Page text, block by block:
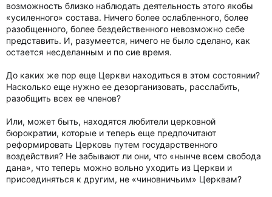
возможность близко наблюдать деятельность этого якобы
«усиленного» состава. Ничего более ослабленного, более
разобщенного, более бездейственного невозможно себе
представить. И, разумеется, ничего не было сделано, как
остается несделанным и по сие время.
До каких же пор еще Церкви находиться в этом состоянии?
Насколько еще нужно ее дезорганизовать, расслабить,
разобщить всех ее членов?
Или, может быть, находятся любители церковной
бюрократии, которые и теперь еще предпочитают
реформировать Церковь путем государственного
воздействия? Не забывают ли они, что «нынче всем свобода
дана», что теперь можно вольно уходить из Церкви и
присоединяться к другим, не «чиновничьим» Церквам?